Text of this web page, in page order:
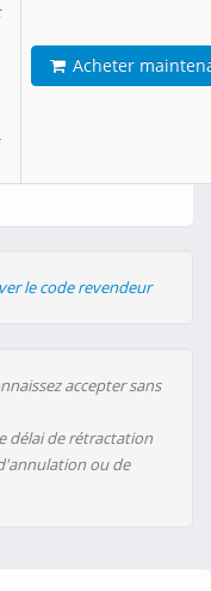
Acheter
le code revendeur
accepter sans
délai de rétractation
ou de